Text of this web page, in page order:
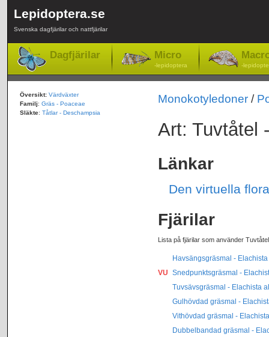
Lepidoptera.se
Svenska dagfjärilar och nattfjärilar
Dagfjärilar Micro
-lepidoptera -
Monokotyledoner/
Art: Tuvtåtel
Länkar
Den virtuella
Fjärilar
Lista på fjärilar som använder
Havsängsgräsmal -
VU Snedpunktsgräsmal -
Tuvsävsgräsmal - Elachista
Gulhövdad gräsmal -
Vithövdad gräsmal -
Dubbelbandad gräsmal -
Översikt: Värdväxter
Familj: Gräs - Poaceae
Släkte: Tåtlar - Deschampsia